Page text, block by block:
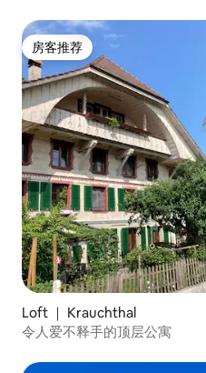
房客推荐
房客推荐
Loft ｜ Krauchthal
令人爱不释手的顶层公寓